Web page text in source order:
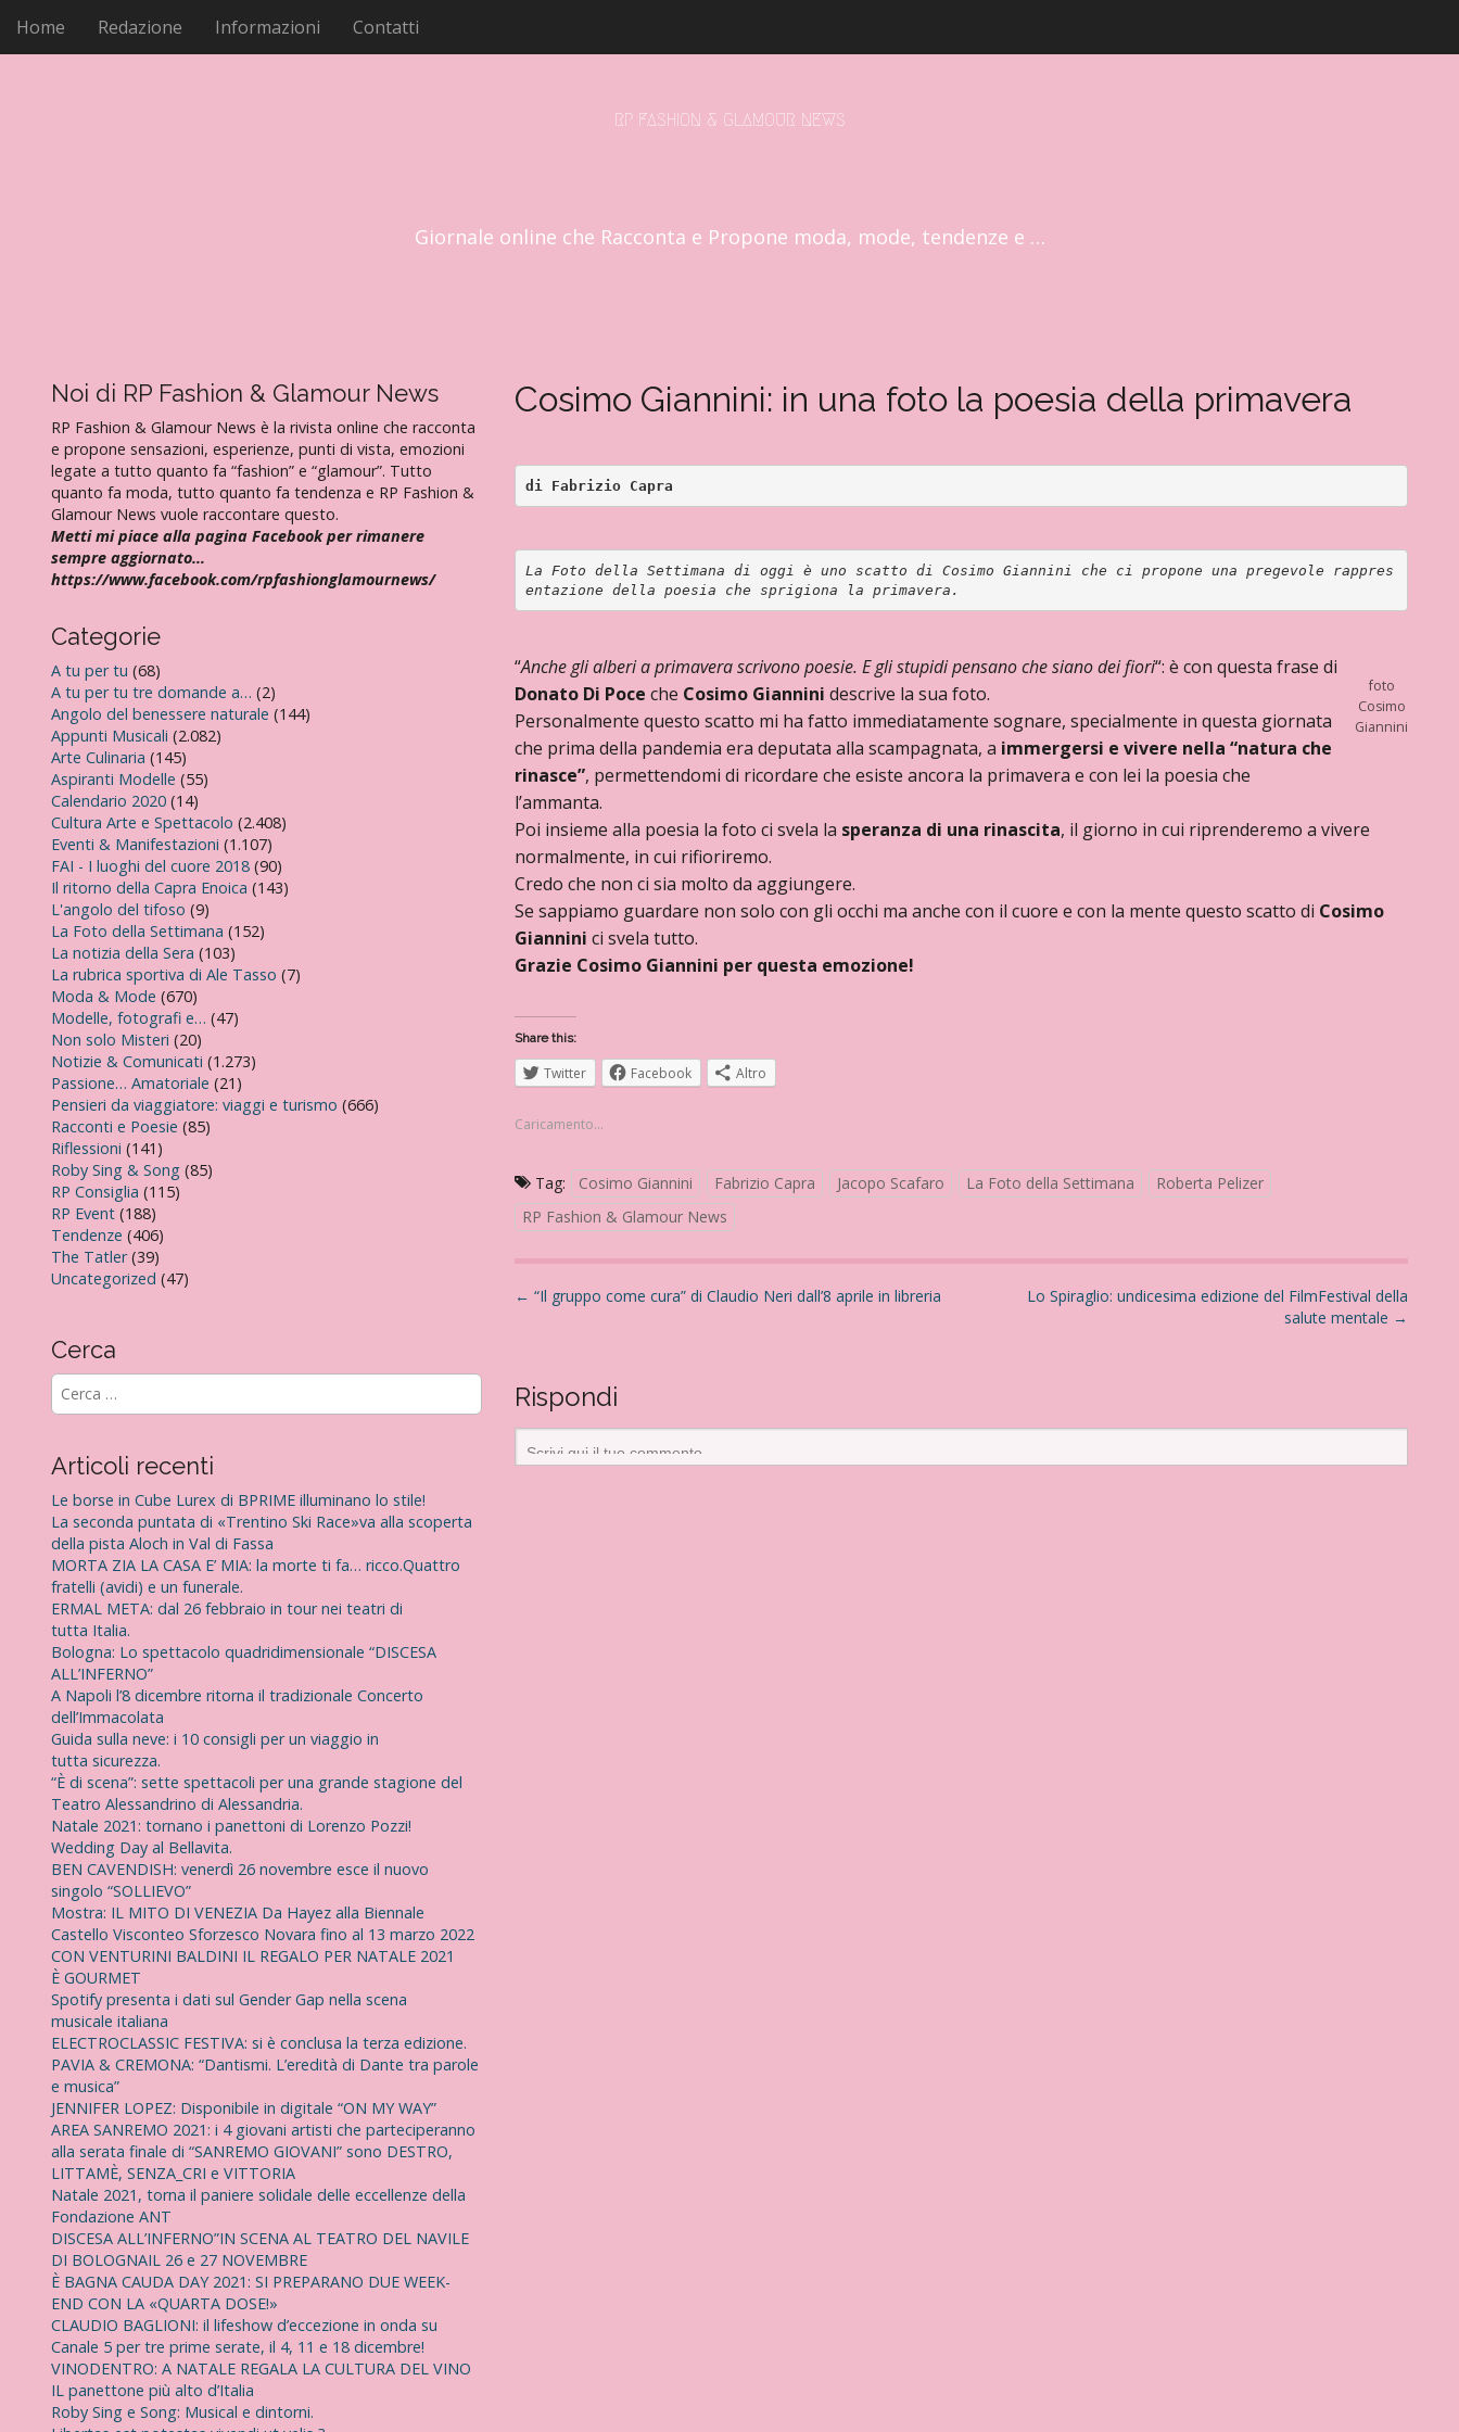
M
i
Home Redazione Informazioni Contatti
RP FASHION & GLAMOUR NEWS
Giornale online che Racconta e Propone moda, mode, tendenze e …
Cosimo Giannini: in una foto la poesia della primavera
di Fabrizio Capra
La Foto della Settimana di oggi è uno scatto di Cosimo Giannini che ci propone una pregevole rappres
entazione della poesia che sprigiona la primavera.
foto
Cosimo
Giannini
“Anche gli alberi a primavera scrivono poesie. E gli stupidi pensano che siano dei fiori“: è con questa frase di
Donato Di Poce che Cosimo Giannini descrive la sua foto.
Personalmente questo scatto mi ha fatto immediatamente sognare, specialmente in questa giornata
che prima della pandemia era deputata alla scampagnata, a immergersi e vivere nella “natura che
rinasce”, permettendomi di ricordare che esiste ancora la primavera e con lei la poesia che
l’ammanta.
Poi insieme alla poesia la foto ci svela la speranza di una rinascita, il giorno in cui riprenderemo a vivere
normalmente, in cui rifioriremo.
Credo che non ci sia molto da aggiungere.
Se sappiamo guardare non solo con gli occhi ma anche con il cuore e con la mente questo scatto di Cosimo
Giannini ci svela tutto.
Grazie Cosimo Giannini per questa emozione!
Share this:
Twitter Facebook Altro
Caricamento...
Tag: Cosimo Giannini Fabrizio Capra Jacopo Scafaro La Foto della Settimana
Roberta Pelizer
RP Fashion & Glamour News
N
i
g
a
z
← “Il gruppo come cura” di Claudio Neri dall’8 aprile in libreria
Lo Spiraglio: undicesima edizione del FilmFestival della
salute mentale →
Rispondi
Noi di RP Fashion & Glamour News
RP Fashion & Glamour News è la rivista online che racconta
e propone sensazioni, esperienze, punti di vista, emozioni
legate a tutto quanto fa “fashion” e “glamour”. Tutto
quanto fa moda, tutto quanto fa tendenza e RP Fashion &
Glamour News vuole raccontare questo.
Metti mi piace alla pagina Facebook per rimanere
sempre aggiornato…
https://www.facebook.com/rpfashionglamournews/
Categorie
A tu per tu (68)
A tu per tu tre domande a… (2)
Angolo del benessere naturale (144)
Appunti Musicali (2.082)
Arte Culinaria (145)
Aspiranti Modelle (55)
Calendario 2020 (14)
Cultura Arte e Spettacolo (2.408)
Eventi & Manifestazioni (1.107)
FAI - I luoghi del cuore 2018 (90)
Il ritorno della Capra Enoica (143)
L'angolo del tifoso (9)
La Foto della Settimana (152)
La notizia della Sera (103)
La rubrica sportiva di Ale Tasso (7)
Moda & Mode (670)
Modelle, fotografi e… (47)
Non solo Misteri (20)
Notizie & Comunicati (1.273)
Passione… Amatoriale (21)
Pensieri da viaggiatore: viaggi e turismo (666)
Racconti e Poesie (85)
Riflessioni (141)
Roby Sing & Song (85)
RP Consiglia (115)
RP Event (188)
Tendenze (406)
The Tatler(39)
Uncategorized (47)
Cerca
R
r
c
a
p
e
r
:
Articoli recenti
Le borse in Cube Lurex di BPRIME illuminano lo stile!
La seconda puntata di «Trentino Ski Race»va alla scoperta
della pista Aloch in Val di Fassa
MORTA ZIA LA CASA E’ MIA: la morte ti fa… ricco.Quattro
fratelli (avidi) e un funerale.
ERMAL META: dal 26 febbraio in tour nei teatri di
tutta Italia.
Bologna: Lo spettacolo quadridimensionale “DISCESA
ALL’INFERNO”
A Napoli l’8 dicembre ritorna il tradizionale Concerto
dell’Immacolata
Guida sulla neve: i 10 consigli per un viaggio in
tutta sicurezza.
“È di scena”: sette spettacoli per una grande stagione del
Teatro Alessandrino di Alessandria.
Natale 2021: tornano i panettoni di Lorenzo Pozzi!
Wedding Day al Bellavita.
BEN CAVENDISH: venerdì 26 novembre esce il nuovo
singolo “SOLLIEVO”
Mostra: IL MITO DI VENEZIA Da Hayez alla Biennale
Castello Visconteo Sforzesco Novara fino al 13 marzo 2022
CON VENTURINI BALDINI IL REGALO PER NATALE 2021
È GOURMET
Spotify presenta i dati sul Gender Gap nella scena
musicale italiana
ELECTROCLASSIC FESTIVA: si è conclusa la terza edizione.
PAVIA & CREMONA: “Dantismi. L’eredità di Dante tra parole
e musica”
JENNIFER LOPEZ: Disponibile in digitale “ON MY WAY”
AREA SANREMO 2021: i 4 giovani artisti che parteciperanno
alla serata finale di “SANREMO GIOVANI” sono DESTRO,
LITTAMÈ, SENZA_CRI e VITTORIA
Natale 2021, torna il paniere solidale delle eccellenze della
Fondazione ANT
DISCESA ALL’INFERNO”IN SCENA AL TEATRO DEL NAVILE
DI BOLOGNAIL 26 e 27 NOVEMBRE
È BAGNA CAUDA DAY 2021: SI PREPARANO DUE WEEK-
END CON LA «QUARTA DOSE!»
CLAUDIO BAGLIONI: il lifeshow d’eccezione in onda su
Canale 5 per tre prime serate, il 4, 11 e 18 dicembre!
VINODENTRO: A NATALE REGALA LA CULTURA DEL VINO
IL panettone più alto d’Italia
Roby Sing e Song: Musical e dintorni.